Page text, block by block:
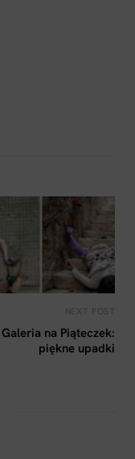
Galeria na Piąteczek:
piękne upadki